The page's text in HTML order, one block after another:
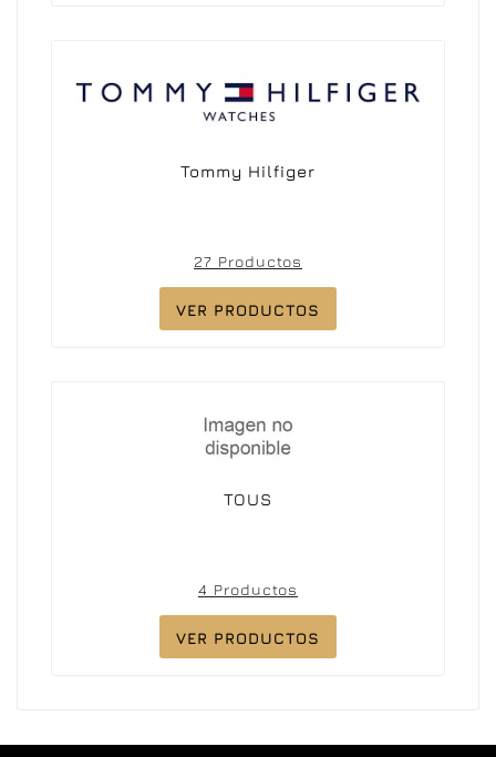
Tommy Hilfiger
27 Productos
VER PRODUCTOS
TOUS
4 Productos
VER PRODUCTOS